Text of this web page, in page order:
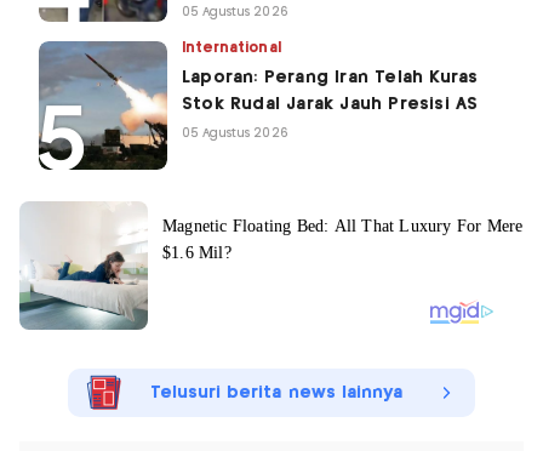
05 Agustus 2026
International
Laporan: Perang Iran Telah Kuras
Stok Rudal Jarak Jauh Presisi AS
05 Agustus 2026
Telusuri berita news lainnya